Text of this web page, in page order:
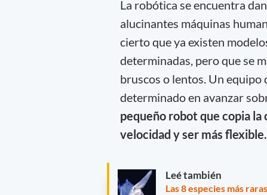
La robótica se encuentra
alucinantes máquinas
cierto que ya existen
determinadas, pero que se
bruscos o lentos. Un
determinado en avanzar
pequeño robot que copia
velocidad y ser más flexible.
Leé también
Las 8 especies más